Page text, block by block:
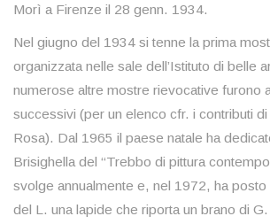
Morì a Firenze il 28 genn. 1934.
Nel giugno del 1934 si tenne la prima
organizzata nelle sale dell’Istituto di belle
numerose altre mostre rievocative furono
successivi (per un elenco cfr. i contributi
Rosa). Dal 1965 il paese natale ha
Brisighella del “Trebbo di pittura
svolge annualmente e, nel 1972, ha posto
del L. una lapide che riporta un brano di